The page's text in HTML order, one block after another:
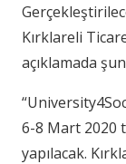
Kırklareli
açıklamada
6-8 Mart 2020
yapılacak.